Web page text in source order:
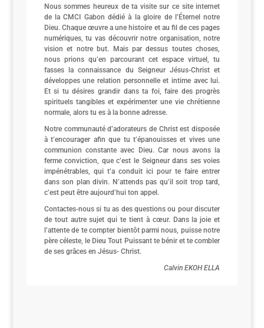
Nous sommes heureux de ta visite sur ce site internet
de la CMCI Gabon dédié à la gloire de l’Éternel notre
Dieu. Chaque œuvre a une histoire et au fil de ces pages
numériques, tu vas découvrir notre organisation, notre
vision et notre but. Mais par dessus toutes choses,
nous prions qu’en parcourant cet espace virtuel, tu
fasses la connaissance du Seigneur Jésus-Christ et
développes une relation personnelle et intime avec lui.
Et si tu désires grandir dans ta foi, faire des progrès
spirituels tangibles et expérimenter une vie chrétienne
normale, alors tu es à la bonne adresse.
Notre communauté d’adorateurs de Christ est disposée
à t’encourager afin que tu t’épanouisses et vives une
communion constante avec Dieu. Car nous avons la
ferme conviction, que c’est le Seigneur dans ses voies
impénétrables, qui t’a conduit ici pour te faire entrer
dans son plan divin. N’attends pas qu’il soit trop tard,
c’est peut être aujourd’hui ton appel.
Contactes-nous si tu as des questions ou pour discuter
de tout autre sujet qui te tient à cœur. Dans la joie et
l’attente de te compter bientôt parmi nous, puisse notre
père céleste, le Dieu Tout Puissant te bénir et te combler
de ses grâces en Jésus- Christ.
Calvin EKOH ELLA